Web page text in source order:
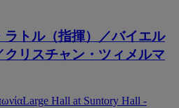
ラトル（指揮）／バイエル
クリスチャン・ツィメルマ
Large Hall at Suntory Hall -